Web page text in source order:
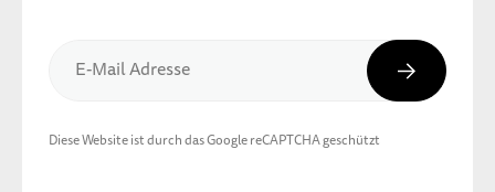
E-Mail Adresse
Diese Website ist durch das Google reCAPTCHA geschützt